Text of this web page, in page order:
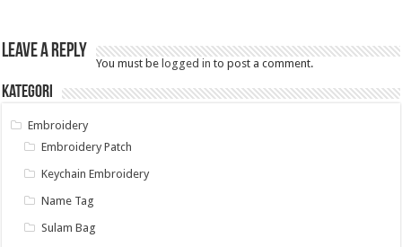
Leave a Reply
You must be logged in to post a comment.
Kategori
Embroidery
Embroidery Patch
Keychain Embroidery
Name Tag
Sulam Bag